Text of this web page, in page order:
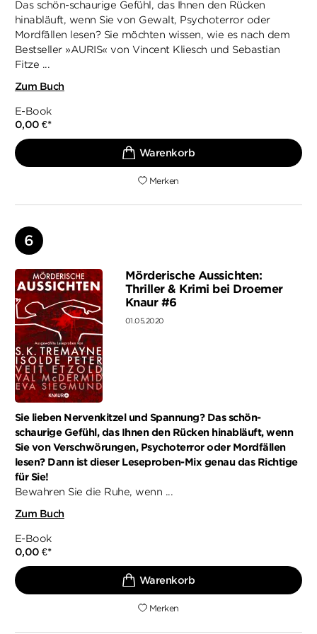
Das schön-schaurige Gefühl, das Ihnen den Rücken
hinabläuft, wenn Sie von Gewalt, Psychoterror oder
Mordfällen lesen? Sie möchten wissen, wie es nach dem
Bestseller »AURIS« von Vincent Kliesch und Sebastian
Fitze ...
Zum Buch
E-Book
0,00 €*
Merken
Mörderische Aussichten:
Thriller & Krimi bei Droemer
Knaur #6
01.05.2020
Sie lieben Nervenkitzel und Spannung? Das schön-
schaurige Gefühl, das Ihnen den Rücken hinabläuft, wenn
Sie von Verschwörungen, Psychoterror oder Mordfällen
lesen? Dann ist dieser Leseproben-Mix genau das Richtige
für Sie!
Bewahren Sie die Ruhe, wenn ...
Zum Buch
E-Book
0,00 €*
Merken